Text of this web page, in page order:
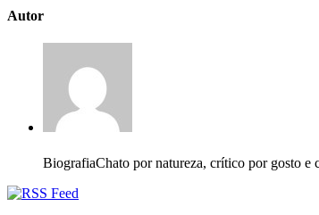
Autor
BiografiaChato por natureza, crítico por gosto